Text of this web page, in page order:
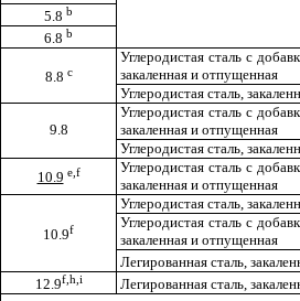
5.8 b
6.8 b
8.8 c
Углеродистая сталь с
закаленная и отпущенная
Углеродистая сталь,
9.8
Углеродистая сталь с
закаленная и отпущенная
Углеродистая сталь,
10.9 e, f Углеродистая сталь с
закаленная и отпущенная
10.9f
Углеродистая сталь,
Углеродистая сталь с
закаленная и отпущенная
Легированная сталь,
12.9f,h,i Легированная сталь,